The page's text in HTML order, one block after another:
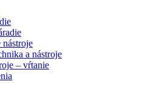
nástroje
a nástroje
– vŕtanie